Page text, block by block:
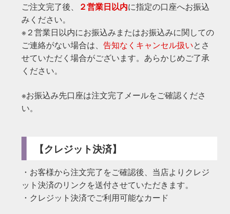
ご注文完了後、 ２営業日以内に指定の口座へお振込
みください。
※２営業日以内にお振込みまたはお振込みに関しての
ご連絡がない場合は、 告知なくキャンセル扱いとさ
せていただく場合がございます。あらかじめご了承
ください。
※お振込み先口座は注文完了メールをご確認くださ
い。
【クレジット決済】
・お客様から注文完了をご確認後、当店よりクレジ
ット決済のリンクを送付させていただきます。
・クレジット決済でご利用可能なカード